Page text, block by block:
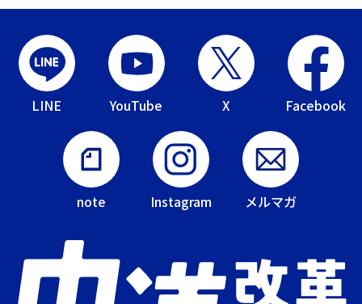
LINE YouTube X Facebook
note Instagram メルマガ